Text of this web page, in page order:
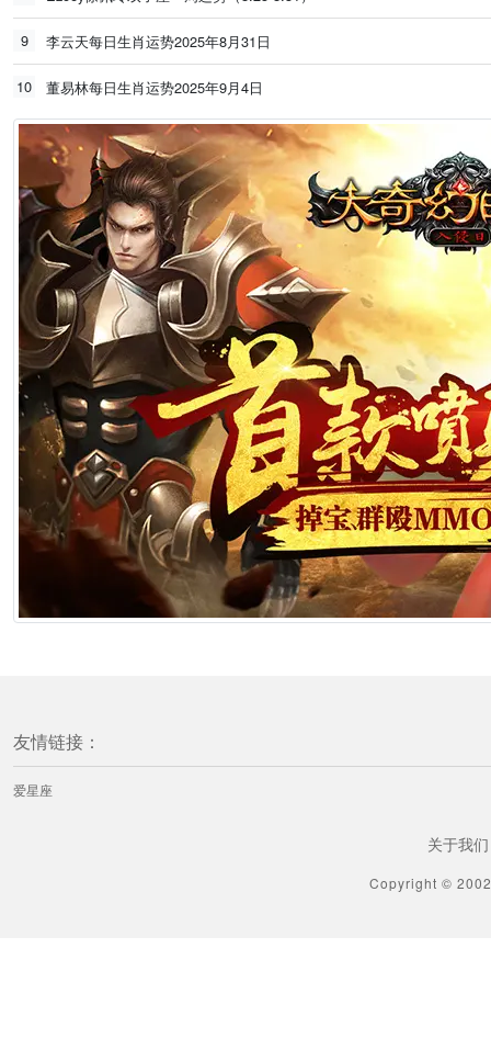
9 李云天每日生肖运势2025年8月31日
10 董易林每日生肖运势2025年9月4日
友情链接：
爱星座
关于我们
Copyright ©